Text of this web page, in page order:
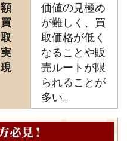
額
買
取
実
現
価値の見極め
が難しく、買
取価格が低く
なることや販
売ルートが限
られることが
多い。